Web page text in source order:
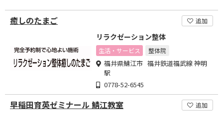
癒しのたまご 追加
リラクゼーション整体
生活・サービス 整体院
福井県鯖江市 福井鉄道福武線 神明
駅
0778-52-6545
早稲田育英ゼミナール 鯖江教室 追加